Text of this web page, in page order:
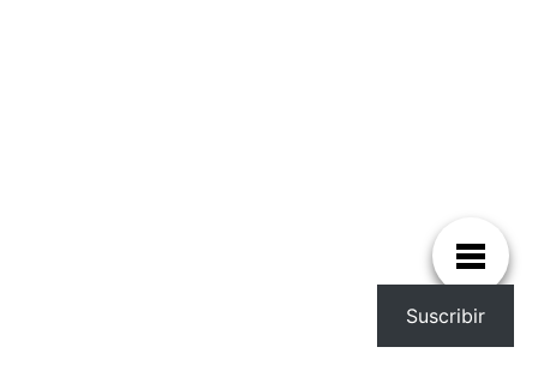
Suscribir